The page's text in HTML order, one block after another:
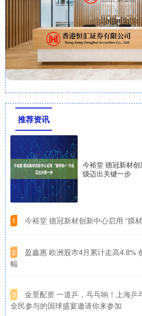
推荐资讯
今裕堂 德冠新材创
级迈出关键一步
1 今裕堂 德冠新材创新中心启用 “膜
2
盈鑫惠 欧洲股市4月累计走高4.8%
幅
3
金景配资 一道乒，乓乓响！上海乒
全民参与的国球盛宴邀请你来参加